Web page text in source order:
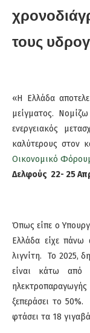
τους
«Η Ελλάδα
μείγματος.
ενεργειακός
καλύτερους στον
Οικονομικό
Δελφούς 22- 25
Όπως είπε ο
Ελλάδα είχε
λιγνίτη. Το 2025,
είναι κάτω
ξεπεράσει το
φτάσει τα 18